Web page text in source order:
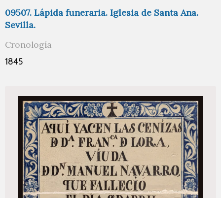
09507. Lápida funeraria. Iglesia de Santa Ana.
Sevilla.
Cronología
1845